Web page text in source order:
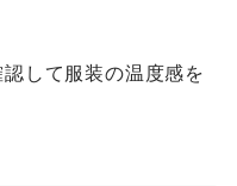
して服装の温度感を